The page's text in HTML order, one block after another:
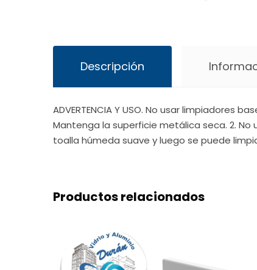
Descripción
ADVERTENCIA Y USO. No usar limpiadores
Mantenga la superficie metálica seca. 2.
toalla húmeda suave y luego se puede
Productos relacionados